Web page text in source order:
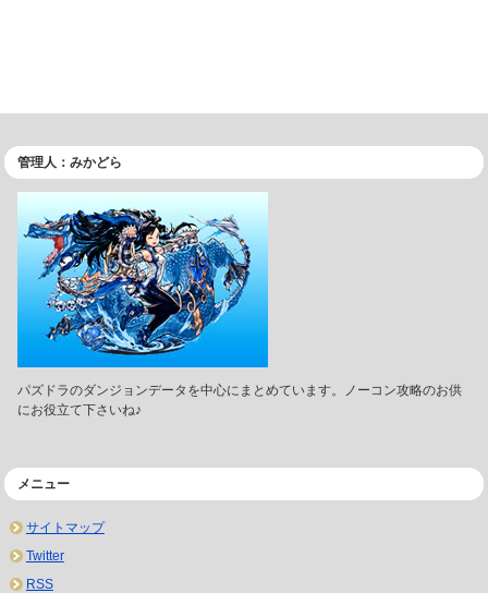
管理人：みかどら
パズドラのダンジョンデータを中心にまとめています。ノーコン攻略のお供
にお役立て下さいね♪
メニュー
サイトマップ
Twitter
RSS